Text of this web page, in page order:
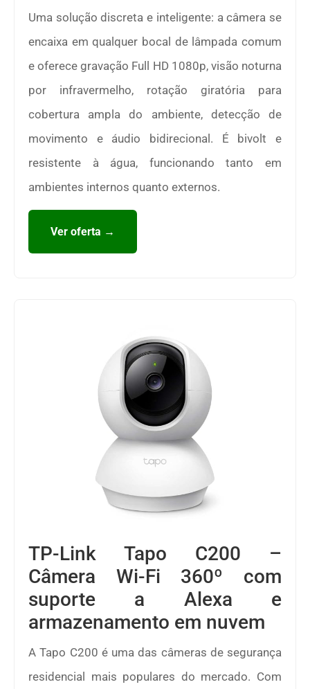
Uma solução discreta e inteligente: a câmera se
encaixa em qualquer bocal de lâmpada comum
e oferece gravação Full HD 1080p, visão noturna
por infravermelho, rotação giratória para
cobertura ampla do ambiente, detecção de
movimento e áudio bidirecional. É bivolt e
resistente à água, funcionando tanto em
ambientes internos quanto externos.
Ver oferta →
TP-Link Tapo C200 –
Câmera Wi-Fi 360º com
suporte a Alexa e
armazenamento em nuvem
A Tapo C200 é uma das câmeras de segurança
residencial mais populares do mercado. Com